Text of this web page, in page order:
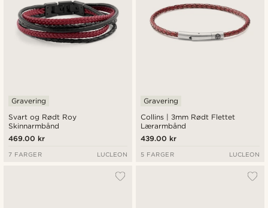
Svart og Rødt Roy
Skinnarmbånd
Gravering
469.00 kr
7 FARGER LUCLEON
Collins | 3mm Rødt Flettet
Lærarmbånd
Gravering
439.00 kr
5 FARGER LUCLEON